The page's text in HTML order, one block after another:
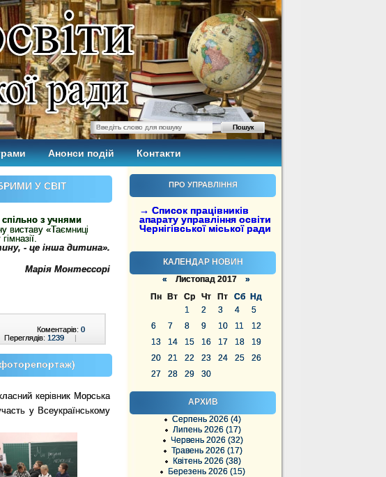
Анонси подій Контакти
ПРО УПРАВЛІННЯ
→ Список працівників
апарату управління освіти
Чернігівської міської ради
КАЛЕНДАР НОВИН
« Листопад 2017 »
Пн
Вт Ср Чт Пт Сб
Нд
1
2 3 4
5
6
7 8 9 10 11
12
13
14 15 16 17 18
19
20
21 22 23 24 25
26
27
28 29 30
АРХИВ
Серпень 2026 (4)
Липень 2026 (17)
Червень 2026 (32)
Травень 2026 (17)
Квітень 2026 (38)
Березень 2026 (15)
У СВІТ
спільно з учнями
виставу «Таємниці
- це інша дитина».
Марія Монтессорі
Коментарів: 0
Переглядів: 1239 |
керівник Морська
у Всеукраїнському